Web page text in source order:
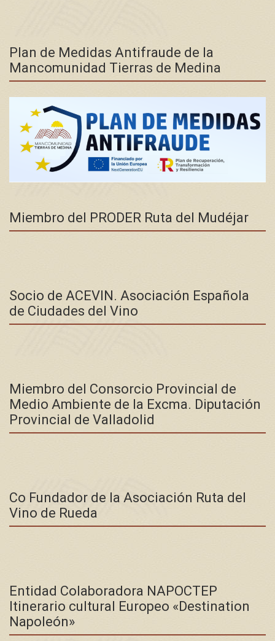
Plan de Medidas Antifraude de la
Mancomunidad Tierras de Medina
Miembro del PRODER Ruta del Mudéjar
Socio de ACEVIN. Asociación Española
de Ciudades del Vino
Miembro del Consorcio Provincial de
Medio Ambiente de la Excma. Diputación
Provincial de Valladolid
Co Fundador de la Asociación Ruta del
Vino de Rueda
Entidad Colaboradora NAPOCTEP
Itinerario cultural Europeo «Destination
Napoleón»